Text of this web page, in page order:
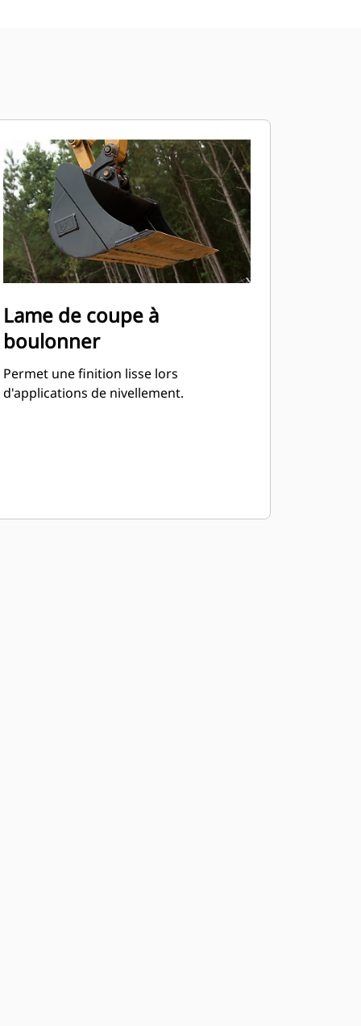
Lame de coupe à
boulonner
Permet une finition lisse lors
d'applications de nivellement.